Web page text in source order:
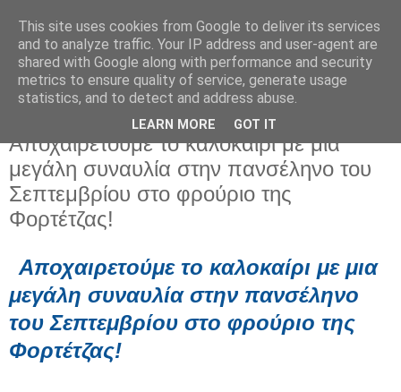
Κυριακή 7 Σεπτεμβρίου 2025
Αποχαιρετούμε το καλοκαίρι με μια
μεγάλη συναυλία στην πανσέληνο του
Σεπτεμβρίου στο φρούριο της
Φορτέτζας!
Αποχαιρετούμε το καλοκαίρι με μια
μεγάλη συναυλία στην πανσέληνο
του Σεπτεμβρίου στο φρούριο της
Φορτέτζας!
This site uses cookies from Google to deliver its services
and to analyze traffic. Your IP address and user-agent are
shared with Google along with performance and security
metrics to ensure quality of service, generate usage
statistics, and to detect and address abuse.
LEARN MORE GOT IT